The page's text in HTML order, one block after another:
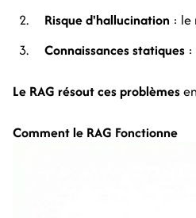
Risque d'hallucination : le
Connaissances statiques
Le RAG résout ces problèmes
Comment le RAG Fonctionne